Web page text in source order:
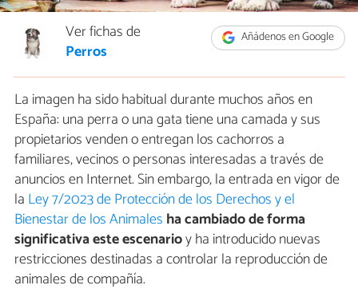
Añádenos en Google
Ver fichas de
Perros
La imagen ha sido habitual durante muchos años en
España: una perra o una gata tiene una camada y sus
propietarios venden o entregan los cachorros a
familiares, vecinos o personas interesadas a través de
anuncios en Internet. Sin embargo, la entrada en vigor de
la Ley 7/2023 de Protección de los Derechos y el
Bienestar de los Animales ha cambiado de forma
significativa este escenarioy ha introducido nuevas
restricciones destinadas a controlar la reproducción de
animales de compañía.